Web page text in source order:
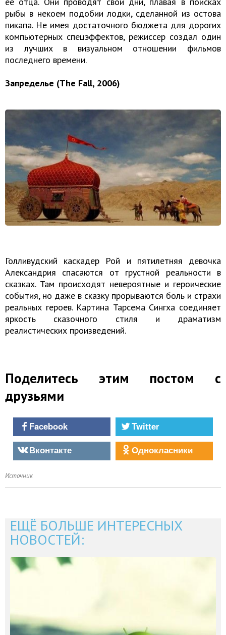
рыбы в некоем подобии лодки, сделанной из остова
пикапа. Не имея достаточного бюджета для дорогих
компьютерных спецэффектов, режиссер создал один
из лучших в визуальном отношении фильмов
последнего времени.
Запределье (The Fall, 2006)
Голливудский каскадер Рой и пятилетняя девочка
Александрия спасаются от грустной реальности в
сказках. Там происходят невероятные и героические
события, но даже в сказку прорываются боль и страхи
реальных героев. Картина Тарсема Сингха соединяет
яркость сказочного стиля и драматизм
реалистических произведений.
Поделитесь этим постом с
друзьями
Facebook
Twitter
Вконтакте
Однокласники
Источник
ЕЩЁ БОЛЬШЕ ИНТЕРЕСНЫХ
НОВОСТЕЙ: